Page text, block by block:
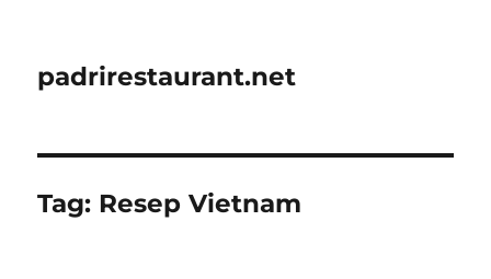
padrirestaurant.net
Tag: Resep Vietnam